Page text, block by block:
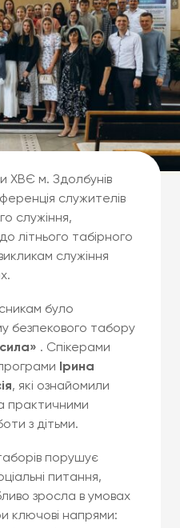
ХВЄ м. Здолбунів
служителів
служіння,
літнього табірного
служіння
було
безпекового табору
. Спікерами
Ірина
, які ознайомили
практичними
з дітьми.
порушує
питання,
зросла в умовах
ключові напрями: